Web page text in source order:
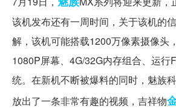
该机发布还有一周时间，关于该机的
解，该机可能搭载1200万像素摄像头
1080P屏幕、4G/32G内存组合、运行
统。在新机不断被爆料的同时，魅族
放出了一条非常有趣的视频，吉祥物